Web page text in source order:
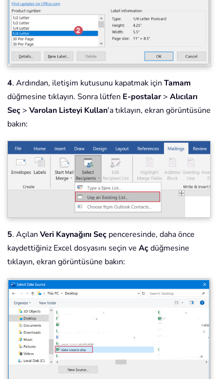
4. Ardından, iletişim kutusunu kapatmak için Tamam
düğmesine tıklayın. Sonra lütfen E-postalar> Alıcıları
Seç > Varolan Listeyi Kullan'a tıklayın, ekran görüntüsüne
bakın:
5. Açılan Veri Kaynağını Seç penceresinde, daha önce
kaydettiğiniz Excel dosyasını seçin ve Açdüğmesine
tıklayın, ekran görüntüsüne bakın: